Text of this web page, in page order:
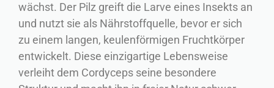
wächst. Der Pilz greift die Larve eines Insekts an
und nutzt sie als Nährstoffquelle, bevor er sich
zu einem langen, keulenförmigen Fruchtkörper
entwickelt. Diese einzigartige Lebensweise
verleiht dem Cordyceps seine besondere